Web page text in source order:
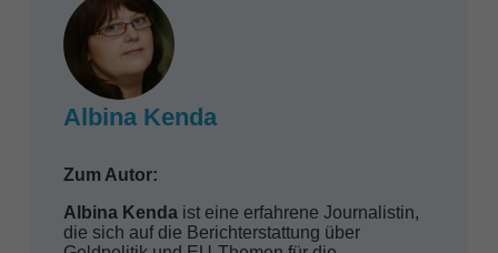
Albina Kenda
Zum Autor:
Albina Kendaist eine erfahrene Journalistin,
die sich auf die Berichterstattung über